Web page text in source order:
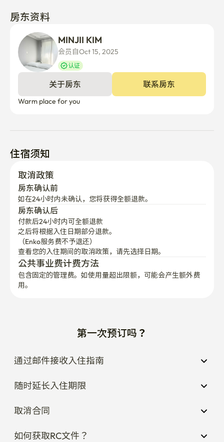
房东资料
MINJII KIM
会员自Oct 15, 2025
认证
关于房东 联系房东
Warm place for you
住宿须知
取消政策
房东确认前
如在24小时内未确认，您将获得全额退款。
房东确认后
付款后24小时内可全额退款
之后将根据入住日期部分退款。
（Enko服务费不予退还）
查看您的入住期间的取消政策，请先选择日期。
公共事业费计费方法
包含固定的管理费。如使用量超出限额，可能会产生额外费
用。
第一次预订吗？
通过邮件接收入住指南
随时延长入住期限
取消合同
如何获取RC文件？